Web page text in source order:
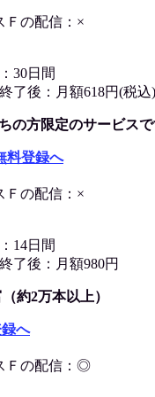
Ｆの配信：×
30日間
了後：月額618円(税込)
の方限定のサービス
料登録へ
Ｆの配信：×
14日間
了後：月額980円
（約2万本以上）
へ
Ｆの配信：◎